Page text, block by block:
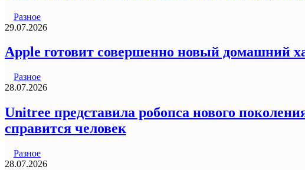
Разное
29.07.2026
Apple готовит совершенно новый домашний
Разное
28.07.2026
Unitree представила робопса нового
справится человек
Разное
28.07.2026